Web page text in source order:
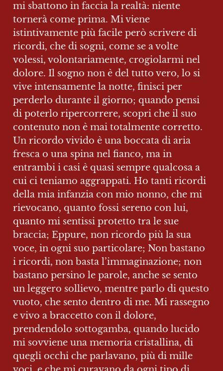
mi sbattono in faccia la realtà: niente
tornerà come prima. Mi viene
istintivamente più facile però scrivere di
ricordi, che di sogni, come se a volte
volessi, volontariamente, crogiolarmi nel
dolore. Il sogno non è del tutto vero, lo si
vive intensamente la notte, finisci per
perderlo durante il giorno; quando pensi
di poterlo ripercorrere, scopri che il suo
contenuto non è mai totalmente corretto.
Un ricordo vivido è una boccata di aria
fresca o una spina nel fianco, ma in
entrambi i casi è quasi sempre qualcosa a
cui ci teniamo aggrappati. Ho tanti ricordi
della mia infanzia con mio nonno, che mi
rievocano, quanto fossi sereno con lui,
quanto mi sentissi protetto tra le sue
braccia; Eppure, non ricordo più la sua
voce, in ogni suo particolare; Non bastano
i ricordi, non basta l’immaginazione; non
bastano persino le parole, anche se sento
un leggero sollievo, mentre parlo di questo
vuoto, che sento dentro di me. Mi rassegno
e vivo a braccetto con il dolore,
prendendolo sottogamba, quando lucido
mi sovviene una memoria cristallina, di
quegli occhi che parlavano, più di mille